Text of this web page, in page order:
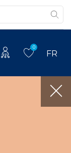
0
FR